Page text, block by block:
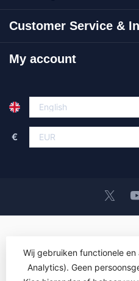
Customer Service &
My account
€
© Copyright 2026 OEM ICT
Wij gebruiken functionele
Analytics). Geen